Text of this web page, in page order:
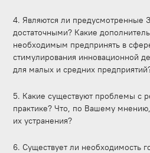
4. Являются ли предусмотренные
достаточными? Какие
необходимым предпринять в
стимулирования инновационной
для малых и средних
5. Какие существуют проблемы с
практике? Что, по Вашему
их устранения?
6. Существует ли необходимость